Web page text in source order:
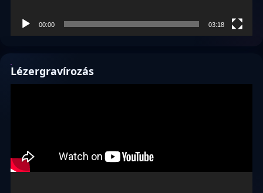
00:00 03:18
Lézergravírozás